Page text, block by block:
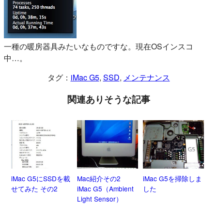
一種の暖房器具みたいなものですな。現在OSインスコ
中…。
タグ： iMac G5, SSD, メンテナンス
関連ありそうな記事
iMac G5にSSDを載
せてみた その2
Mac紹介その2
iMac G5（Ambient
Light Sensor）
iMac G5を掃除しま
した